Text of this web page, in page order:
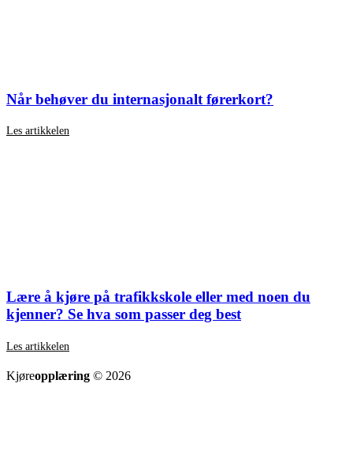
Når behøver du internasjonalt førerkort?
Les artikkelen
Lære å kjøre på trafikkskole eller med noen du
kjenner? Se hva som passer deg best
Les artikkelen
Kjøreopplæring © 2026